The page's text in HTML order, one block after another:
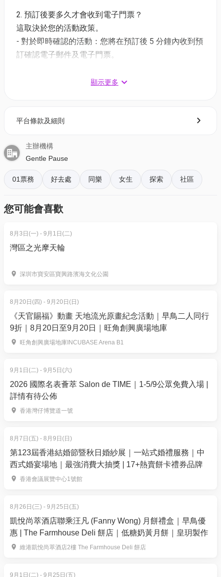
票類（不設劃位/全企位）
1. 01獨家二人同行9折 | 二人門票🎥
01空間優惠價: $896 (原價$996)
2. 單人門票（包一杯重慶森林主題特調酒精飲品🍸）
01空間優惠價: $498
❗4.30 國際爵士日｜快閃今日額外95折！購票時輸入推
廣碼【JAZZDAY95】即享，全部門票適用。
2. 預訂後要多久才會收到電子門票？
這取決於您的活動政策。
- 對於即時確認的活動：您將在預訂後 5 分鐘內收到預
訂確認電子郵件及電子門票。
1 - 3 個工作天內發送到您所登記的電郵地址。
- 會員可以下載《香港01》流動應用程式(APP) ，並以
按「門票」> 點擊相關活動電子門票；
- 透過訂單電郵內按「查看電子票」連結; 部份活動設
有電子門票附件(PDF)。
4. 我預訂了活動，但還沒收到確認電郵，該怎樣辦？
- 如果仍未能找到確認電郵，你可以電郵到
於「01空間」購票，每消費$1即可賺取1「01積
分」。揀啱心水活動，以100分扣減$1購買門票。玩完
再賺，賺完再買、再食、再玩！
顯示更多
平台條款及細則
主辦機構
Gentle Pause
01票務 好去處 同樂 女生 探索 社區
您可能會喜歡
8月3日(一) - 9月1日(二)
灣區之光摩天輪
深圳市寶安區寶興路濱海文化公園
8月20日(四) - 9月20日(日)
《天官賜福》動畫 天地流光原畫紀念活動｜早鳥二人同行
9折｜8月20日至9月20日｜旺角創興廣場地庫
旺角創興廣場地庫INCUBASE Arena B1
9月1日(二) - 9月5日(六)
2026 國際名表薈萃 Salon de TIME｜1-5/9公眾免費入場 |
詳情有待公佈
香港灣仔博覽道一號
8月7日(五) - 8月9日(日)
第123屆香港結婚節暨秋日婚紗展｜一站式婚禮服務｜中
西式婚宴場地｜最強消費大抽獎 | 17+熱賣餅卡禮券品牌
香港會議展覽中心1號館
8月26日(三) - 9月25日(五)
凱悅尚萃酒店聯乘汪凡 (Fanny Wong) 月餅禮盒｜早鳥優
惠 | The Farmhouse Deli 餅店｜低糖奶黃月餅｜皇玥製作
維港凱悅尚萃酒店2樓 The Farmhouse Deli 餅店
9月1日(二) - 9月25日(五)